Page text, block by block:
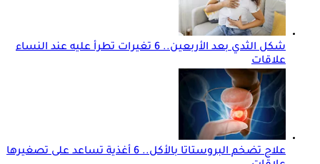
شكل الثدي بعد الأربعين.. 6 تغيرات تطرأ عليه عند النساء
علاقات
علاج تضخم البروستاتا بالأكل.. 6 أغذية تساعد على تصغيرها